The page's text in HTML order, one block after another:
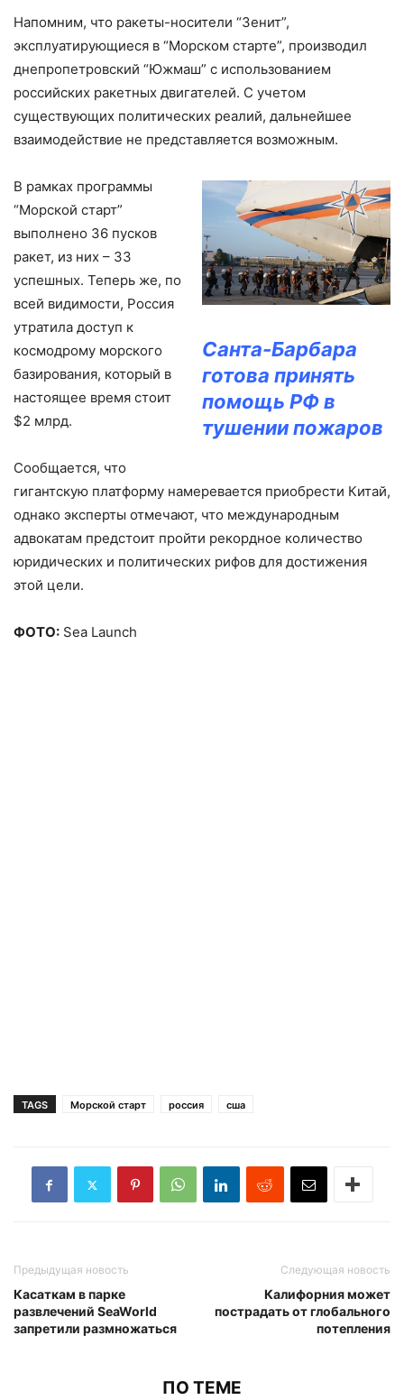
Напомним, что ракеты-носители “Зенит”,
эксплуатирующиеся в “Морском старте”, производил
днепропетровский “Южмаш” с использованием
российских ракетных двигателей. С учетом
существующих политических реалий, дальнейшее
взаимодействие не представляется возможным.
Санта-Барбара
готова принять
помощь РФ в
тушении пожаров
В рамках программы
“Морской старт”
выполнено 36 пусков
ракет, из них – 33
успешных. Теперь же, по
всей видимости, Россия
утратила доступ к
космодрому морского
базирования, который в
настоящее время стоит
$2 млрд.
Сообщается, что
гигантскую платформу намеревается приобрести Китай,
однако эксперты отмечают, что международным
адвокатам предстоит пройти рекордное количество
юридических и политических рифов для достижения
этой цели.
ФОТО: Sea Launch
TAGS Морской старт россия сша
Предыдущая новость
Касаткам в парке
развлечений SeaWorld
запретили размножаться
Следующая новость
Калифорния может
пострадать от глобального
потепления
ПО ТЕМЕ